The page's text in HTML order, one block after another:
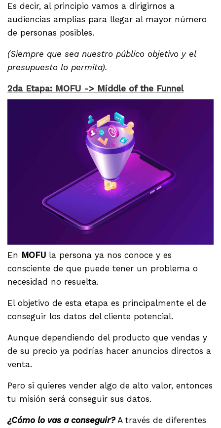
Es decir, al principio vamos a dirigirnos a
audiencias amplias para llegar al mayor número
de personas posibles.
(Siempre que sea nuestro público objetivo y el
presupuesto lo permita).
2da Etapa: MOFU -> Middle of the Funnel
En MOFU la persona ya nos conoce y es
consciente de que puede tener un problema o
necesidad no resuelta.
El objetivo de esta etapa es principalmente el de
conseguir los datos del cliente potencial.
Aunque dependiendo del producto que vendas y
de su precio ya podrías hacer anuncios directos a
venta.
Pero si quieres vender algo de alto valor, entonces
tu misión será conseguir sus datos.
¿Cómo lo vas a conseguir?A través de diferentes